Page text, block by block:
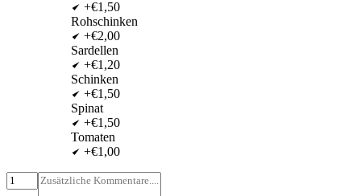
+€1,50
Rohschinken
+€2,00
Sardellen
+€1,20
Schinken
+€1,50
Spinat
+€1,50
Tomaten
+€1,00